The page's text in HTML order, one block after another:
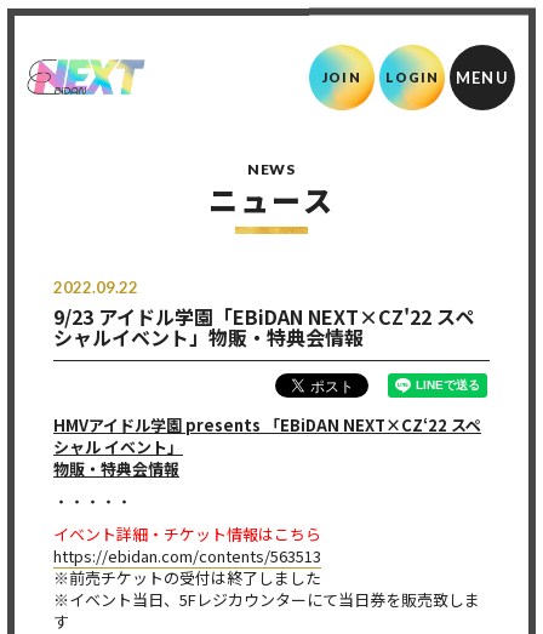
JOIN LOGIN
NEWS
ニュース
2022.09.22
9/23 アイドル学園「EBiDAN NEXT×CZ'22 スペ
シャルイベント」物販・特典会情報
HMVアイドル学園 presents 「EBiDAN NEXT×CZ‘22 スペ
シャル イベント」
物販・特典会情報
・・・・・
イベント詳細・チケット情報はこちら
https://ebidan.com/contents/563513
※前売チケットの受付は終了しました
※イベント当日、5Fレジカウンターにて当日券を販売致しま
す